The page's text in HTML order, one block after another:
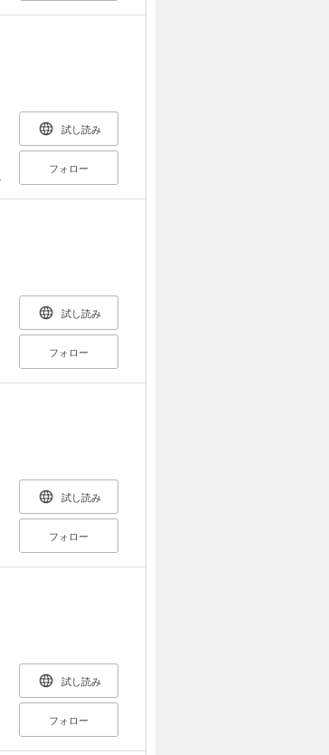
試し読み
フォロー
試し読み
フォロー
試し読み
フォロー
試し読み
フォロー